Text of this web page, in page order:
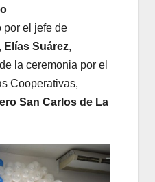
por el jefe de
Elías Suárez,
la ceremonia por el
Cooperativas,
San Carlos de La